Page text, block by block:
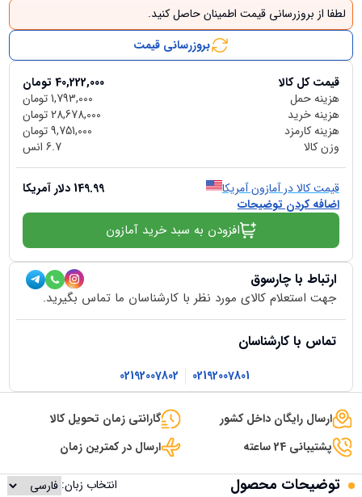
لطفا از بروزرسانی قیمت اطمینان حاصل کنید.
بروزرسانی قیمت
قیمت کل کالا 40,222,000 تومان
هزینه حمل
1,793,000تومان
هزینه خرید
28,678,000تومان
هزینه کارمزد
9,751,000تومان
وزن کالا
6.7 انس
قیمت کالا در آمازون آمریکا 149.99 دلار آمریکا
اضافه کردن توضیحات
افزودن به سبد خرید آمازون
ارتباط با چارسوق
جهت استعلام کالای مورد نظر با کارشناسان ما تماس بگیرید.
تماس با کارشناسان
02192007801
02192007802
ارسال رایگان داخل کشور
گارانتی زمان تحویل کالا
پشتیبانی 24 ساعته
ارسال در کمترین زمان
توضیحات محصول
انتخاب زبان: